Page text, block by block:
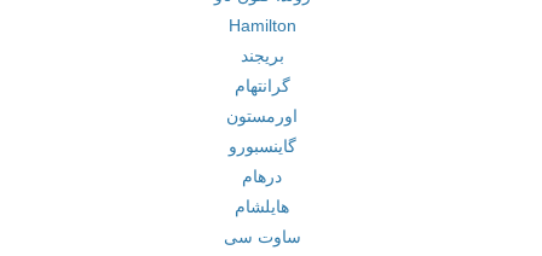
Hamilton
بریجند
گرانتهام
اورمستون
گاینسبورو
درهام
هایلشام
ساوت سی